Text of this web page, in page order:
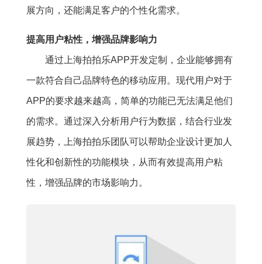
展方向，还能满足客户的个性化需求。
提高用户粘性，增强品牌影响力
通过上海拍拍乐APP开发定制，企业能够拥有
一款符合自己品牌特色的移动应用。现代用户对于
APP的要求越来越高，简单的功能已无法满足他们
的需求。通过深入分析用户行为数据，结合行业发
展趋势，上海拍拍乐团队可以帮助企业设计更加人
性化和创新性的功能模块，从而有效提高用户粘
性，增强品牌的市场影响力。